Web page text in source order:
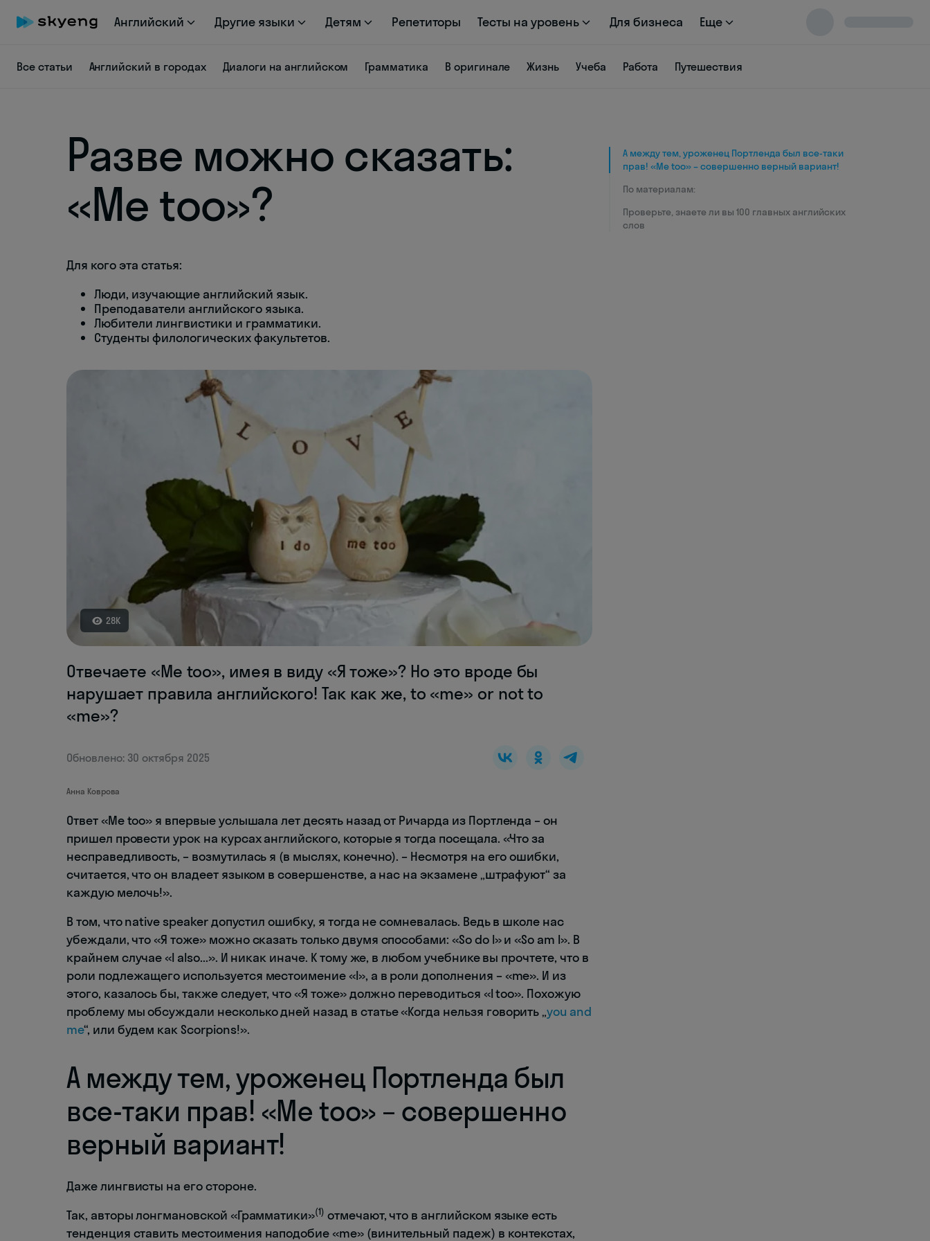
Английский Другие языки Детям Репетиторы Тесты на уровень Для бизнеса Еще
Все статьи Английский в городах Диалоги на английском Грамматика В оригинале Жизнь Учеба Работа Путешествия
Разве можно сказать:
«Me too»?
Для кого эта статья:
Люди, изучающие английский язык.
Преподаватели английского языка.
Любители лингвистики и грамматики.
Студенты филологических факультетов.
28K
Отвечаете «Me too», имея в виду «Я тоже»? Но это вроде бы
нарушает правила английского! Так как же, to «me» or not to
«me»?
Обновлено: 30 октября 2025
Анна Коврова
Ответ «Me too» я впервые услышала лет десять назад от Ричарда из Портленда – он
пришел провести урок на курсах английского, которые я тогда посещала. «Что за
несправедливость, – возмутилась я (в мыслях, конечно). – Несмотря на его ошибки,
считается, что он владеет языком в совершенстве, а нас на экзамене „штрафуют“ за
каждую мелочь!».
В том, что native speaker допустил ошибку, я тогда не сомневалась. Ведь в школе нас
убеждали, что «Я тоже» можно сказать только двумя способами: «So do I» и «So am I». В
крайнем случае «I also...». И никак иначе. К тому же, в любом учебнике вы прочтете, что в
роли подлежащего используется местоимение «I», а в роли дополнения – «me». И из
этого, казалось бы, также следует, что «Я тоже» должно переводиться «I too». Похожую
проблему мы обсуждали несколько дней назад в статье «Когда нельзя говорить „you and
me“, или будем как Scorpions!».
А между тем, уроженец Портленда был
все-таки прав! «Me too» – совершенно
верный вариант!
Даже лингвисты на его стороне.
Так, авторы лонгмановской «Грамматики»(1) отмечают, что в английском языке есть
тенденция ставить местоимения наподобие «me» (винительный падеж) в контекстах,
А между тем, уроженец Портленда был все-таки
прав! «Me too» – совершенно верный вариант!
По материалам:
Проверьте, знаете ли вы 100 главных английских
слов